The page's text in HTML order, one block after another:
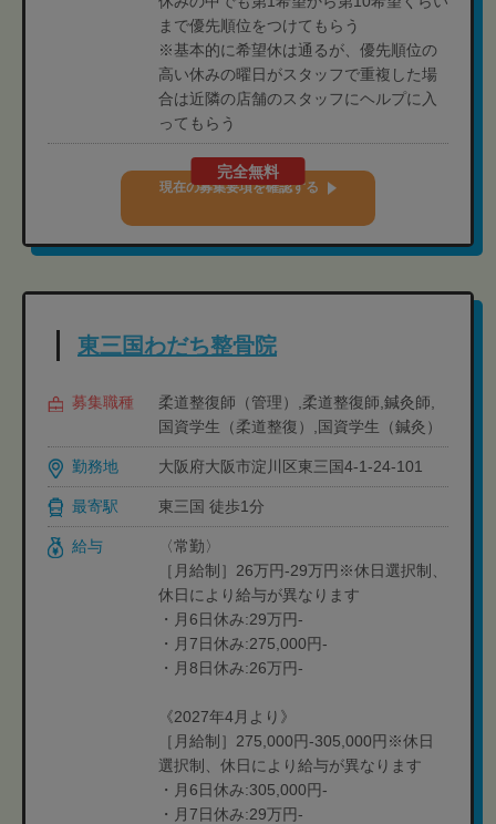
まで優先順位をつけてもらう
※基本的に希望休は通るが、優先順位の
高い休みの曜日がスタッフで重複した場
合は近隣の店舗のスタッフにヘルプに入
ってもらう
完全無料
現在の募集要項を確認する
東三国わだち整骨院
募集職種
柔道整復師（管理）,柔道整復師,鍼灸師,
国資学生（柔道整復）,国資学生（鍼灸）
勤務地 大阪府大阪市淀川区東三国4-1-24-101
最寄駅 東三国 徒歩1分
給与
〈常勤〉
［月給制］26万円-29万円※休日選択制、
休日により給与が異なります
・月6日休み:29万円-
・月7日休み:275,000円-
・月8日休み:26万円-
《2027年4月より》
［月給制］275,000円-305,000円※休日
選択制、休日により給与が異なります
・月6日休み:305,000円-
・月7日休み:29万円-